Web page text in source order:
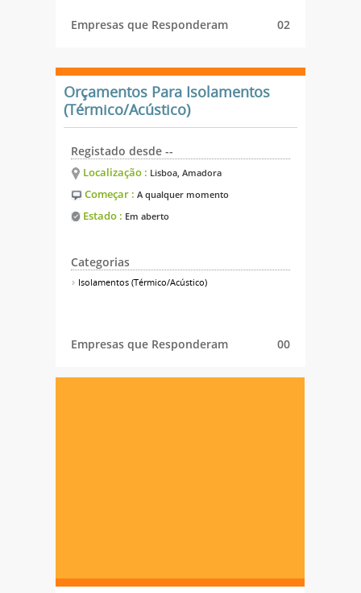
Empresas que Responderam 02
Orçamentos Para Isolamentos
(Térmico/Acústico)
Registado desde --
Localização : Lisboa, Amadora
Começar : A qualquer momento
Estado : Em aberto
Categorias
Isolamentos (Térmico/Acústico)
Empresas que Responderam 00